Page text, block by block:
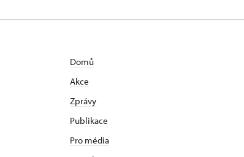
25. 11.
st
Domů
Akce
Zprávy
Publikace
Pro média